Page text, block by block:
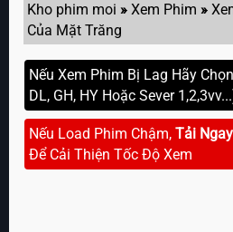
Kho phim moi »Xem Phim »
Của Mặt Trăng
Nếu Xem Phim Bị Lag Hãy
DL, GH, HY Hoặc Sever
Nếu Load Phim Chậm,Tải
Để Cải Thiện Tốc Độ Xem